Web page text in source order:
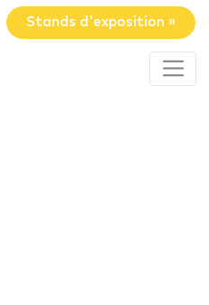
Stands d'exposition »